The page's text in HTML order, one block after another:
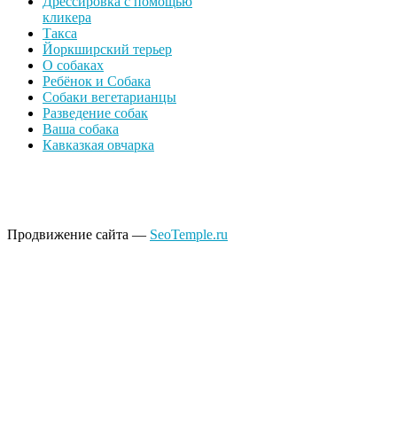
кликера
Такса
Йоркширский терьер
О собаках
Ребёнок и Собака
Собаки вегетарианцы
Разведение собак
Ваша собака
Кавказкая овчарка
Продвижение сайта — SeoTemple.ru